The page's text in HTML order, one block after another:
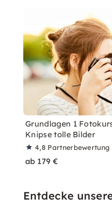
Grundlagen 1
Knipse tolle Bilder
4,8 Partnerbewertung
ab 179 €
Entdecke